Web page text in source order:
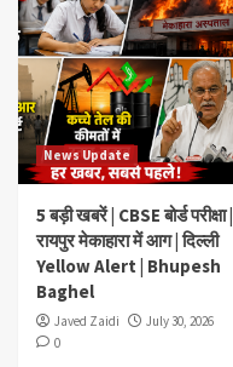
News Update
5 बड़ी खबरें | CBSE बोर्ड परीक्षा |
रायपुर मेकाहारा में आग | दिल्ली
Yellow Alert | Bhupesh
Baghel
Javed Zaidi
July 30, 2026
0